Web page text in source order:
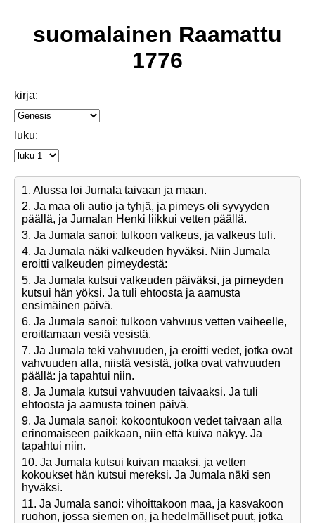
suomalainen Raamattu
1776
kirja:
luku:
1. Alussa loi Jumala taivaan ja maan.
2. Ja maa oli autio ja tyhjä, ja pimeys oli syvyyden
päällä, ja Jumalan Henki liikkui vetten päällä.
3. Ja Jumala sanoi: tulkoon valkeus, ja valkeus tuli.
4. Ja Jumala näki valkeuden hyväksi. Niin Jumala
eroitti valkeuden pimeydestä:
5. Ja Jumala kutsui valkeuden päiväksi, ja pimeyden
kutsui hän yöksi. Ja tuli ehtoosta ja aamusta
ensimäinen päivä.
6. Ja Jumala sanoi: tulkoon vahvuus vetten vaiheelle,
eroittamaan vesiä vesistä.
7. Ja Jumala teki vahvuuden, ja eroitti vedet, jotka ovat
vahvuuden alla, niistä vesistä, jotka ovat vahvuuden
päällä: ja tapahtui niin.
8. Ja Jumala kutsui vahvuuden taivaaksi. Ja tuli
ehtoosta ja aamusta toinen päivä.
9. Ja Jumala sanoi: kokoontukoon vedet taivaan alla
erinomaiseen paikkaan, niin että kuiva näkyy. Ja
tapahtui niin.
10. Ja Jumala kutsui kuivan maaksi, ja vetten
kokoukset hän kutsui mereksi. Ja Jumala näki sen
hyväksi.
11. Ja Jumala sanoi: vihoittakoon maa, ja kasvakoon
ruohon, jossa siemen on, ja hedelmälliset puut, jotka